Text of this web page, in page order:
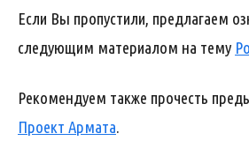
Если Вы пропустили, предлагаем
следующим материалом на тему
Рекомендуем также прочесть
Проект Армата.